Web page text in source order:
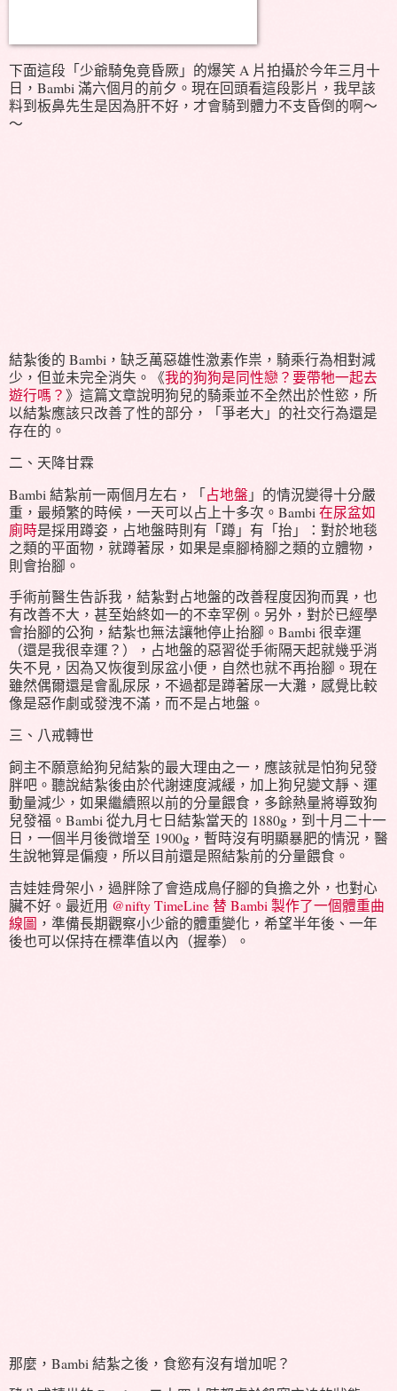
下面這段「少爺騎兔竟昏厥」的爆笑 A 片拍攝於今年三月十
日，Bambi 滿六個月的前夕。現在回頭看這段影片，我早該
料到板鼻先生是因為肝不好，才會騎到體力不支昏倒的啊～
～
結紮後的 Bambi，缺乏萬惡雄性激素作祟，騎乘行為相對減
少，但並未完全消失。《我的狗狗是同性戀？要帶牠一起去
遊行嗎？》這篇文章說明狗兒的騎乘並不全然出於性慾，所
以結紮應該只改善了性的部分，「爭老大」的社交行為還是
存在的。
二、天降甘霖
Bambi 結紮前一兩個月左右，「占地盤 」的情況變得十分嚴
重，最頻繁的時候，一天可以占上十多次。Bambi 在尿盆如
廁時是採用蹲姿，占地盤時則有「蹲」有「抬」：對於地毯
之類的平面物，就蹲著尿，如果是桌腳椅腳之類的立體物，
則會抬腳。
手術前醫生告訴我，結紮對占地盤的改善程度因狗而異，也
有改善不大，甚至始終如一的不幸罕例。另外，對於已經學
會抬腳的公狗，結紮也無法讓牠停止抬腳。Bambi 很幸運
（還是我很幸運？），占地盤的惡習從手術隔天起就幾乎消
失不見，因為又恢復到尿盆小便，自然也就不再抬腳。現在
雖然偶爾還是會亂尿尿，不過都是蹲著尿一大灘，感覺比較
像是惡作劇或發洩不滿，而不是占地盤。
三、八戒轉世
飼主不願意給狗兒結紮的最大理由之一，應該就是怕狗兒發
胖吧。聽說結紮後由於代謝速度減緩，加上狗兒變文靜、運
動量減少，如果繼續照以前的分量餵食，多餘熱量將導致狗
兒發福。Bambi 從九月七日結紮當天的 1880g，到十月二十一
日，一個半月後微增至 1900g，暫時沒有明顯暴肥的情況，醫
生說牠算是偏瘦，所以目前還是照結紮前的分量餵食。
吉娃娃骨架小，過胖除了會造成鳥仔腳的負擔之外，也對心
臟不好。最近用 @nifty TimeLine 替 Bambi 製作了一個體重曲
線圖 ，準備長期觀察小少爺的體重變化，希望半年後、一年
後也可以保持在標準值以內（握拳）。
那麼，Bambi 結紮之後，食慾有沒有增加呢？